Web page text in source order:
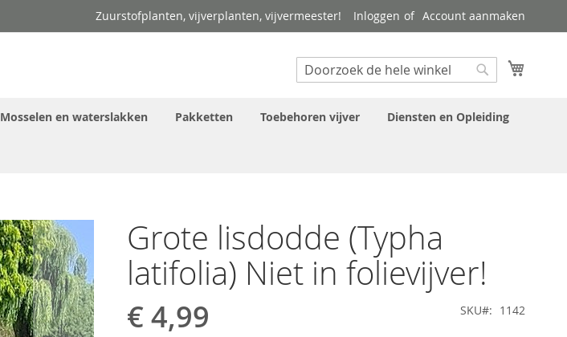
Zuurstofplanten, vijverplanten, vijvermeester! Inloggen Account aanmaken
Search
Search
Mosselen en waterslakken Pakketten Toebehoren vijver Diensten en Opleiding
Grote lisdodde (Typha
latifolia) Niet in folievijver!
€ 4,99 SKU 1142